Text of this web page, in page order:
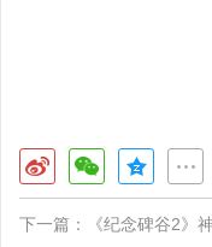
下一篇： 《纪念碑谷2》